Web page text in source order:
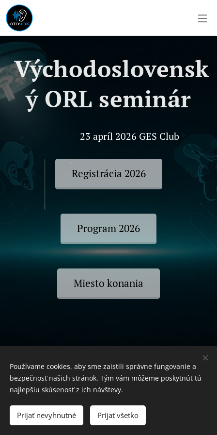
Východoslovensk
ý ORL seminár
23 apríl 2026 GES Club
Registrácia 2026
Program 2026
Miesto konania
OTOVOX - občianske združenie
IČO: 55 574 076
Trieda SNP 457/1, 040 11 Košice-Západ
Cookies
Používame cookies, aby sme zaistili správne fungovanie a
bezpečnosť našich stránok. Tým vám môžeme poskytnúť tú
najlepšiu skúsenosť z ich návštevy.
Prijať nevyhnutné Prijať všetko